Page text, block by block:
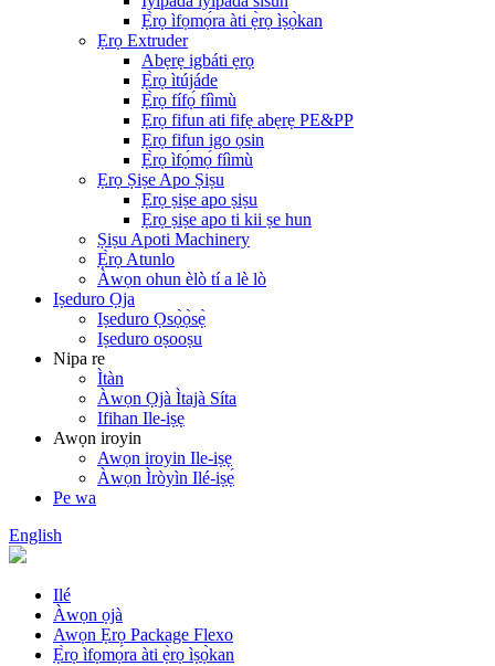
Ẹ̀rọ ìfọmọ́ra àti ẹ̀rọ ìṣọ̀kan
Ẹrọ Extruder
Abẹrẹ igbáti ẹrọ
Ẹ̀rọ ìtújáde
Ẹ̀rọ fífọ́ fíìmù
Ẹrọ fifun ati fifẹ abẹrẹ PE&PP
Ẹrọ fifun igo ọsin
Ẹ̀rọ ìfọ́mọ́ fíìmù
Ẹrọ Ṣiṣe Apo Ṣiṣu
Ẹrọ ṣiṣe apo ṣiṣu
Ẹrọ ṣiṣe apo ti kii ṣe hun
Ṣiṣu Apoti Machinery
Ẹ̀rọ Atunlo
Àwọn ohun èlò tí a lè lò
Iṣeduro Ọja
Iṣeduro Ọsọ̀ọ̀sẹ̀
Iṣeduro oṣooṣu
Nipa re
Ìtàn
Àwọn Ọjà Ìtajà Síta
Ifihan Ile-iṣẹ
Awọn iroyin
Awọn iroyin Ile-iṣẹ
Àwọn Ìròyìn Ilé-iṣẹ́
Pe wa
English
Ilé
Àwọn ọjà
Awọn Ẹrọ Package Flexo
Ẹ̀rọ ìfọmọ́ra àti ẹ̀rọ ìṣọ̀kan